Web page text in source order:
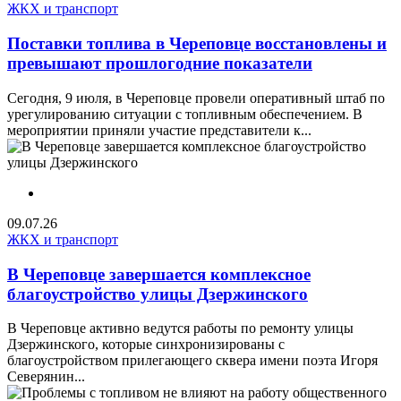
ЖКХ и транспорт
Поставки топлива в Череповце восстановлены и
превышают прошлогодние показатели
Сегодня, 9 июля, в Череповце провели оперативный штаб по
урегулированию ситуации с топливным обеспечением. В
мероприятии приняли участие представители к...
09.07.26
ЖКХ и транспорт
В Череповце завершается комплексное
благоустройство улицы Дзержинского
В Череповце активно ведутся работы по ремонту улицы
Дзержинского, которые синхронизированы с
благоустройством прилегающего сквера имени поэта Игоря
Северянин...